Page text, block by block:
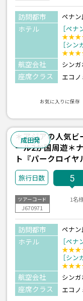
訪問都市 ペナ
ホテル ［ペナ
［シン
航空会社 シン
座席クラス エコノ
お気に入りに保存
成田発
＊アジアの人気
ール2か国周遊＊
ト『パークロイ
泊』宿泊 朝食付
泊5日間≫
5
ツアーコード
J670971
1名
訪問都市 ペナ
ホテル ［ペナ
［シン
航空会社 シン
座席クラス エコノ